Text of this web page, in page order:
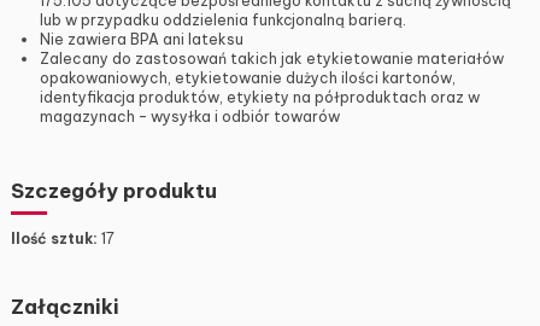
lub w przypadku oddzielenia funkcjonalną barierą.
Nie zawiera BPA ani lateksu
Zalecany do zastosowań takich jak etykietowanie materiałów
opakowaniowych, etykietowanie dużych ilości kartonów,
identyfikacja produktów, etykiety na półproduktach oraz w
magazynach – wysyłka i odbiór towarów
Szczegóły produktu
Ilość sztuk: 17
Załączniki